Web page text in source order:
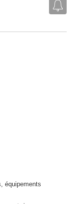
équipements